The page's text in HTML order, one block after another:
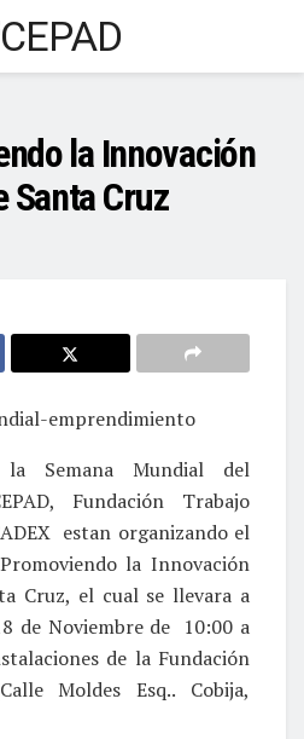
la Innovación
Santa Cruz
Semana Mundial del
Fundación Trabajo
estan organizando el
la Innovación
Cruz, el cual se llevara a
de Noviembre de 10:00 a
de la Fundación
Moldes Esq.. Cobija,